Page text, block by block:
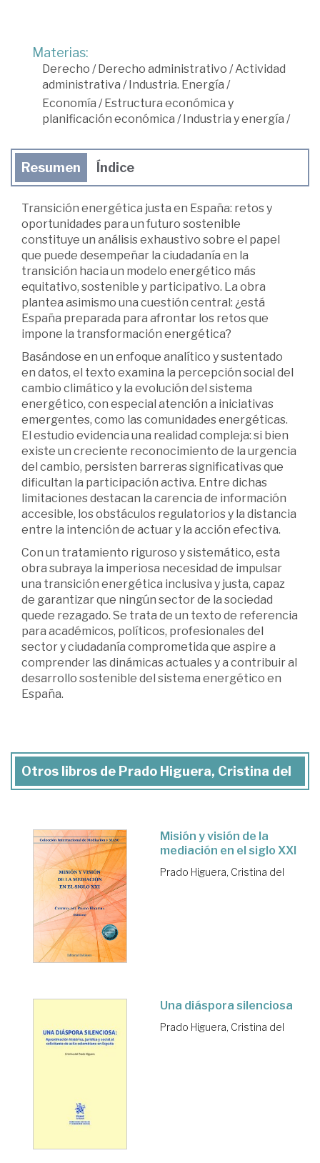
Materias:
Derecho / Derecho administrativo /Actividad
administrativa / Industria. Energía /
Economía / Estructura económica y
planificación económica / Industria y energía /
Resumen Índice
Transición energética justa en España: retos y
oportunidades para un futuro sostenible
constituye un análisis exhaustivo sobre el papel
que puede desempeñar la ciudadanía en la
transición hacia un modelo energético más
equitativo, sostenible y participativo. La obra
plantea asimismo una cuestión central: ¿está
España preparada para afrontar los retos que
impone la transformación energética?
Basándose en un enfoque analítico y sustentado
en datos, el texto examina la percepción social del
cambio climático y la evolución del sistema
energético, con especial atención a iniciativas
emergentes, como las comunidades energéticas.
El estudio evidencia una realidad compleja: si bien
existe un creciente reconocimiento de la urgencia
del cambio, persisten barreras significativas que
dificultan la participación activa. Entre dichas
limitaciones destacan la carencia de información
accesible, los obstáculos regulatorios y la distancia
entre la intención de actuar y la acción efectiva.
Con un tratamiento riguroso y sistemático, esta
obra subraya la imperiosa necesidad de impulsar
una transición energética inclusiva y justa, capaz
de garantizar que ningún sector de la sociedad
quede rezagado. Se trata de un texto de referencia
para académicos, políticos, profesionales del
sector y ciudadanía comprometida que aspire a
comprender las dinámicas actuales y a contribuir al
desarrollo sostenible del sistema energético en
España.
Otros libros de Prado Higuera, Cristina del
Misión y visión de la
mediación en el siglo XXI
Prado Higuera, Cristina del
Una diáspora silenciosa
Prado Higuera, Cristina del